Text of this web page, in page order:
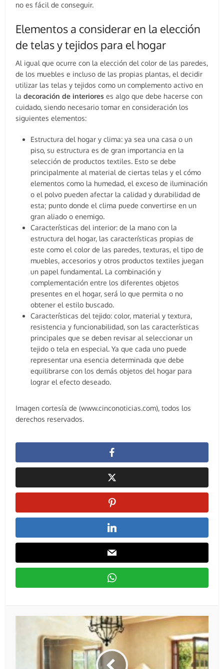
no es fácil de conseguir.
Elementos a considerar en la elección
de telas y tejidos para el hogar
Al igual que ocurre con la elección del color de las paredes,
de los muebles e incluso de las propias plantas, el decidir
utilizar las telas y tejidos como un complemento activo en
ladecoración de interioreses algo que debe hacerse con
cuidado, siendo necesario tomar en consideración los
siguientes elementos:
Estructura del hogar y clima: ya sea una casa o un
piso, su estructura es de gran importancia en la
selección de productos textiles. Esto se debe
principalmente al material de ciertas telas y el cómo
elementos como la humedad, el exceso de iluminación
o el polvo pueden afectar la calidad y durabilidad de
esta; punto donde el clima puede convertirse en un
gran aliado o enemigo.
Características del interior: de la mano con la
estructura del hogar, las características propias de
este como el color de las paredes, texturas, el tipo de
muebles, accesorios y otros productos textiles juegan
un papel fundamental. La combinación y
complementación entre los diferentes objetos
presentes en el hogar, será lo que permita o no
obtener el estilo buscado.
Características del tejido: color, material y textura,
resistencia y funcionabilidad, son las características
principales que se deben revisar al seleccionar un
tejido o tela en especial. Ya que cada uno puede
representar una esencia determinada que debe
equilibrarse con los demás objetos del hogar para
lograr el efecto deseado.
Imagen cortesía de (www.cinconoticias.com), todos los
derechos reservados.